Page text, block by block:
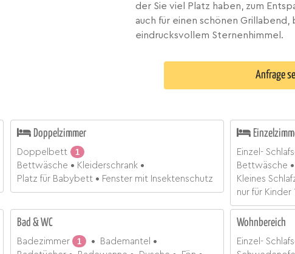
der Sie viel Platz haben, zum
auch für einen schönen Grillabend,
eindrucksvollem Sternenhimmel.
Anfrage
Doppelzimmer
Doppelbett
1
Bettwäsche
Kleiderschrank
Platz für Babybett
Fenster mit Insektenschutz
Einzel-
Bettwäsche
Kleines
nur für Kinder
Bad & WC
Badezimmer 1
Bademantel
Wohnbereich
Einzel-